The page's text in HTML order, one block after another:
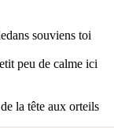
souviens toi
peu de calme ici
la tête aux orteils